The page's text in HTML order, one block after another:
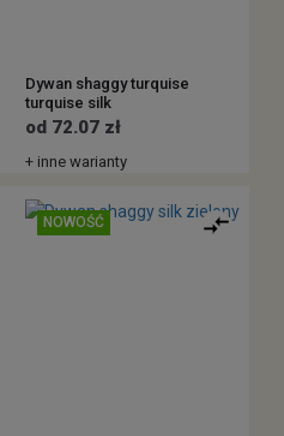
Dywan shaggy turquise
turquise silk
od 72.07 zł
+ inne warianty
NOWOŚĆ